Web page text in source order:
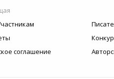
соглашение